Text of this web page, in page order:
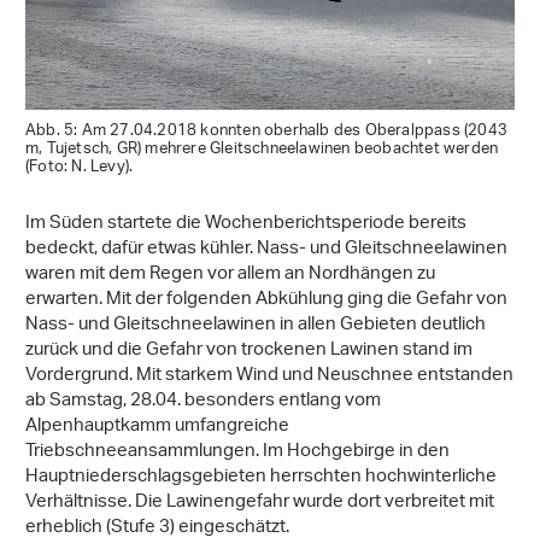
Abb. 5: Am 27.04.2018 konnten oberhalb des Oberalppass (2043
m, Tujetsch, GR) mehrere Gleitschneelawinen beobachtet werden
(Foto: N. Levy).
Im Süden startete die Wochenberichtsperiode bereits
bedeckt, dafür etwas kühler. Nass- und Gleitschneelawinen
waren mit dem Regen vor allem an Nordhängen zu
erwarten. Mit der folgenden Abkühlung ging die Gefahr von
Nass- und Gleitschneelawinen in allen Gebieten deutlich
zurück und die Gefahr von trockenen Lawinen stand im
Vordergrund. Mit starkem Wind und Neuschnee entstanden
ab Samstag, 28.04. besonders entlang vom
Alpenhauptkamm umfangreiche
Triebschneeansammlungen. Im Hochgebirge in den
Hauptniederschlagsgebieten herrschten hochwinterliche
Verhältnisse. Die Lawinengefahr wurde dort verbreitet mit
erheblich (Stufe 3) eingeschätzt.